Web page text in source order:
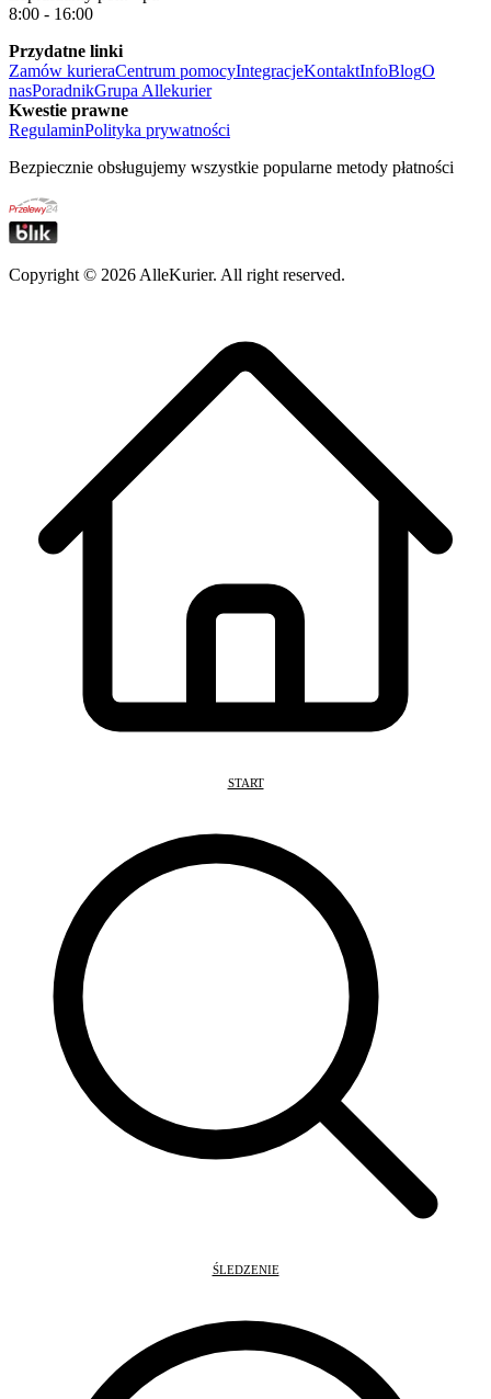
8:00 - 16:00
Przydatne linki
Zamów kurieraCentrum pomocyIntegracjeKontaktInfoBlogO
nasPoradnikGrupa Allekurier
Kwestie prawne
RegulaminPolityka prywatności
Bezpiecznie obsługujemy wszystkie popularne metody płatności
Copyright © 2026 AlleKurier. All right reserved.
START
ŚLEDZENIE